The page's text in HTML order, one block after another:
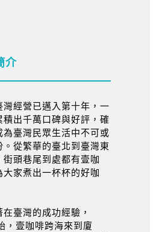
介
灣經營已邁入第十年，一
積出千萬口碑與好評，確
為臺灣民眾生活中不可或
。從繁華的臺北到臺灣東
街頭巷尾到處都有壹咖
大家煮出一杯杯的好咖
灣的成功經驗，
，壹咖啡跨海來到廈